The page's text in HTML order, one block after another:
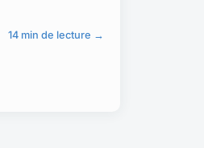
14 min de lecture →